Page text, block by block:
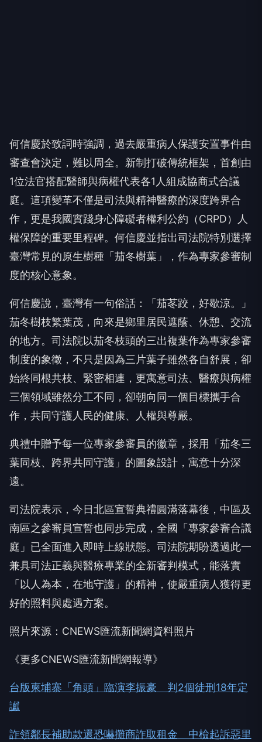
何信慶於致詞時強調，過去嚴重病人保護安置事件由
審查會決定，難以周全。新制打破傳統框架，首創由
1位法官搭配醫師與病權代表各1人組成協商式合議
庭。這項變革不僅是司法與精神醫療的深度跨界合
作，更是我國實踐身心障礙者權利公約（CRPD）人
權保障的重要里程碑。何信慶並指出司法院特別選擇
臺灣常見的原生樹種「茄冬樹葉」，作為專家參審制
度的核心意象。
何信慶說，臺灣有一句俗話：「茄苳跤，好歇涼。」
茄冬樹枝繁葉茂，向來是鄉里居民遮蔭、休憩、交流
的地方。司法院以茄冬枝頭的三出複葉作為專家參審
制度的象徵，不只是因為三片葉子雖然各自舒展，卻
始終同根共枝、緊密相連，更寓意司法、醫療與病權
三個領域雖然分工不同，卻朝向同一個目標攜手合
作，共同守護人民的健康、人權與尊嚴。
典禮中贈予每一位專家參審員的徽章，採用「茄冬三
葉同枝、跨界共同守護」的圖象設計，寓意十分深
遠。
司法院表示，今日北區宣誓典禮圓滿落幕後，中區及
南區之參審員宣誓也同步完成，全國「專家參審合議
庭」已全面進入即時上線狀態。司法院期盼透過此一
兼具司法正義與醫療專業的全新審判模式，能落實
「以人為本，在地守護」的精神，使嚴重病人獲得更
好的照料與處遇方案。
照片來源：CNEWS匯流新聞網資料照片
《更多CNEWS匯流新聞網報導》
台版柬埔寨「角頭」臨演李振豪 判2個徒刑18年定
讞
詐領鄰長補助款還恐嚇攤商詐取租金 中檢起訴惡里